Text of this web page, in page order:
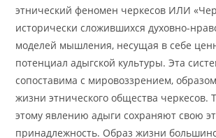
этнический феномен черкесов ИЛИ
исторически сложившихся духовно-
моделей мышления, несущая в себе
потенциал адыгской культуры. Эта
сопоставима с мировоззрением,
жизни этнического общества черкесов.
этому явлению адыги сохраняют свою
принадлежность. Образ жизни